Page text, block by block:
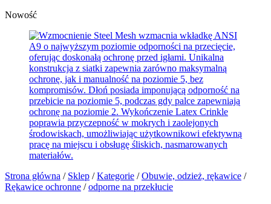
Nowość
Strona główna / Sklep / Kategorie / Obuwie, odzież, rękawice /
Rękawice ochronne / odporne na przekłucie